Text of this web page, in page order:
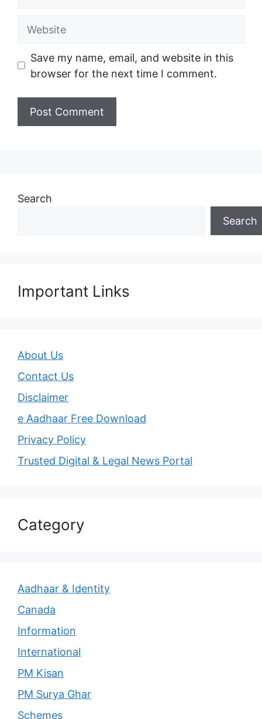
Website
Save my name, email, and website in this
browser for the next time I comment.
Search
Search
Important Links
About Us
Contact Us
Disclaimer
e Aadhaar Free Download
Privacy Policy
Trusted Digital & Legal News Portal
Category
Aadhaar & Identity
Canada
Information
International
PM Kisan
PM Surya Ghar
Schemes